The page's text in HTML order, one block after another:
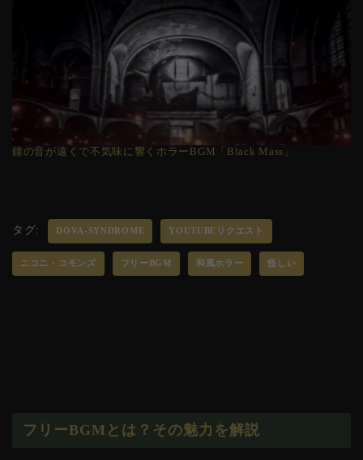
鐘の音が遠くで不気味に響くホラーBGM「Black Mass」
タグ: DOVA-SYNDROME YOUTUBEリクエスト
ニコニ・コモンズ フリーBGM 和風ホラー 怪しい
フリーBGMとは？その魅力を解説